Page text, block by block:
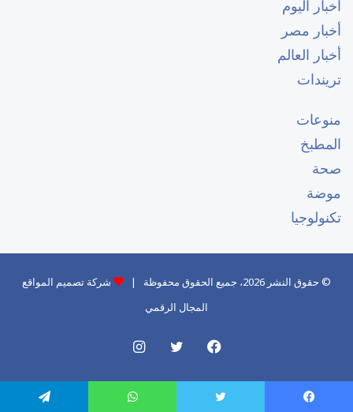
أخبار اليوم
أخبار مصر
أخبار العالم
تريندات
منوعات
المطبخ
صحة
موضة
تكنولوجيا
© حقوق النشر 2026، جميع الحقوق محفوظة |
شركة تصميم المواقع
المجال الرقمي
فيسبوك تويتر انستقرام